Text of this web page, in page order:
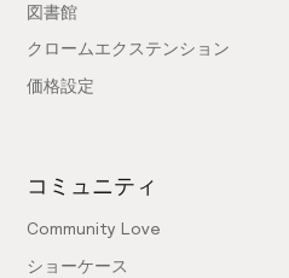
図書館
クロームエクステンション
価格設定
コミュニティ
Community Love
ショーケース